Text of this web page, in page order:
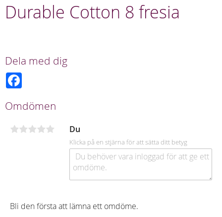
Durable Cotton 8 fresia
Dela med dig
b
o
k
Omdömen
Du
Klicka på en stjärna för att sätta ditt betyg
Bli den första att lämna ett omdöme.